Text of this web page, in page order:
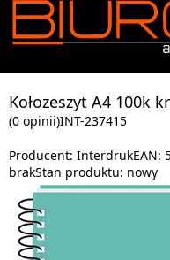
Kołozeszyt A4 100k
(0 opinii)INT-237415
Producent: InterdrukEAN:
brakStan produktu: nowy